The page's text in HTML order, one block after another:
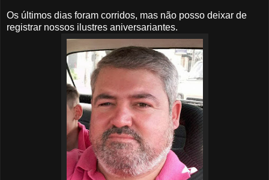
Os últimos dias foram corridos, mas não posso deixar de
registrar nossos ilustres aniversariantes.